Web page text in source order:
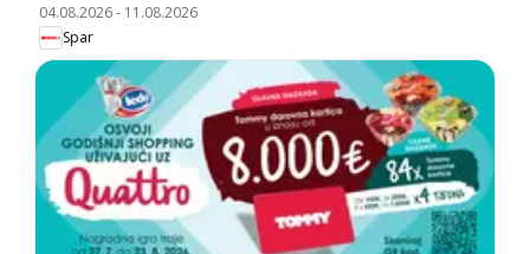
04.08.2026- 11.08.2026
Spar